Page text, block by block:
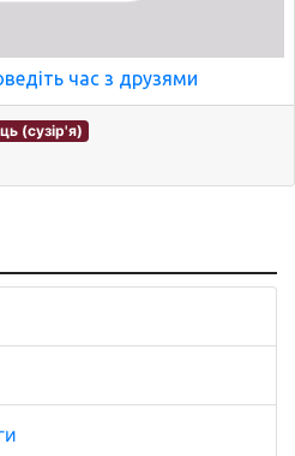
час з друзями
(сузір'я)